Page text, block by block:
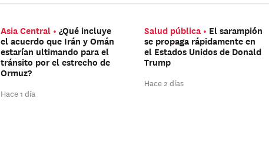
Asia Central
¿Qué incluye
el acuerdo que Irán y Omán
estarían ultimando para el
tránsito por el estrecho de
Ormuz?
Hace 1 día
Salud pública
El sarampión
se propaga rápidamente en
el Estados Unidos de Donald
Trump
Hace 2 días